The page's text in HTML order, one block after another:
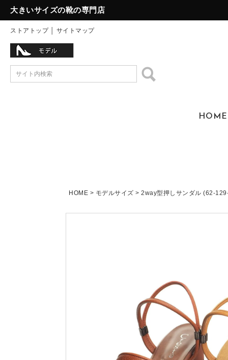
大きいサイズの靴の専門店
ストアトップ│ サイトマップ
HOME
HOME モデルサイズ 2way型押しサンダル (62-